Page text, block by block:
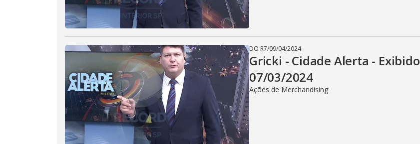
DO R7/09/04/2024
Gricki - Cidade Alerta - Exibido
07/03/2024
Ações de Merchandising